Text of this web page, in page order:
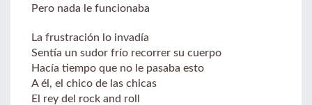
Pero nada le funcionaba
La frustración lo invadía
Sentía un sudor frío recorrer su cuerpo
Hacía tiempo que no le pasaba esto
A él, el chico de las chicas
El rey del rock and roll